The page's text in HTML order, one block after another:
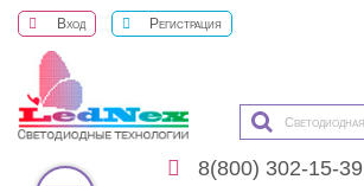
Вход Регистрация
8(800) 302-15-39